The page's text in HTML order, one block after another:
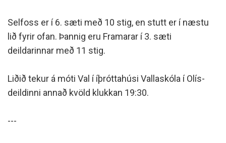
Selfoss er í 6. sæti með 10 stig, en stutt er í næstu
lið fyrir ofan. Þannig eru Framarar í 3. sæti
deildarinnar með 11 stig.
Liðið tekur á móti Val í íþróttahúsi Vallaskóla í Olís-
deildinni annað kvöld klukkan 19:30.
---